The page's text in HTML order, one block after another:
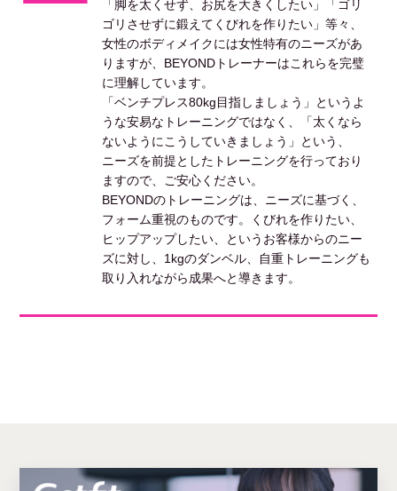
「脚を太くせず、お尻を大きくしたい」「ゴリ
ゴリさせずに鍛えてくびれを作りたい」等々、
女性のボディメイクには女性特有のニーズがあ
りますが、BEYONDトレーナーはこれらを完璧
に理解しています。
「ベンチプレス80kg目指しましょう」というよ
うな安易なトレーニングではなく、「太くなら
ないようにこうしていきましょう」という、
ニーズを前提としたトレーニングを行っており
ますので、ご安心ください。
BEYONDのトレーニングは、ニーズに基づく、
フォーム重視のものです。くびれを作りたい、
ヒップアップしたい、というお客様からのニー
ズに対し、1kgのダンベル、自重トレーニングも
取り入れながら成果へと導きます。